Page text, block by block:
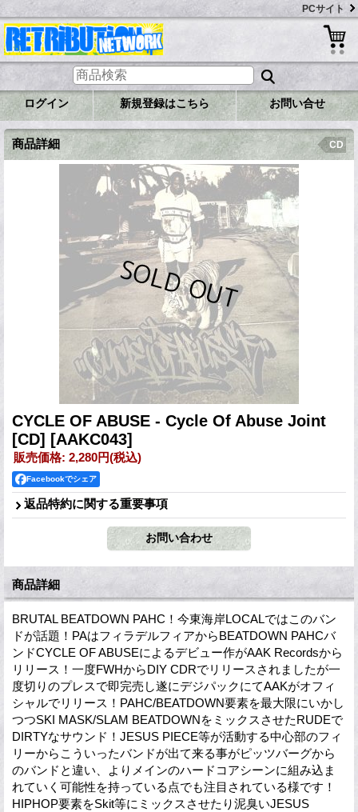
PCサイト
ログイン 新規登録はこちら お問い合せ
商品詳細 CD
CYCLE OF ABUSE - Cycle Of Abuse Joint
[CD] [AAKC043]
販売価格: 2,280円(税込)
Facebookでシェア
返品特約に関する重要事項
商品詳細
BRUTAL BEATDOWN PAHC！今東海岸LOCALではこのバン
ドが話題！PAはフィラデルフィアからBEATDOWN PAHCバ
ンドCYCLE OF ABUSEによるデビュー作がAAK Recordsから
リリース！一度FWHからDIY CDRでリリースされましたが一
度切りのプレスで即完売し遂にデジパックにてAAKがオフィ
シャルでリリース！PAHC/BEATDOWN要素を最大限にいかし
つつSKI MASK/SLAM BEATDOWNをミックスさせたRUDEで
DIRTYなサウンド！JESUS PIECE等が活動する中心部のフィ
リーからこういったバンドが出て来る事がピッツバーグから
のバンドと違い、よりメインのハードコアシーンに組み込ま
れていく可能性を持っている点でも注目されている様です！
HIPHOP要素をSkit等にミックスさせたり泥臭いJESUS